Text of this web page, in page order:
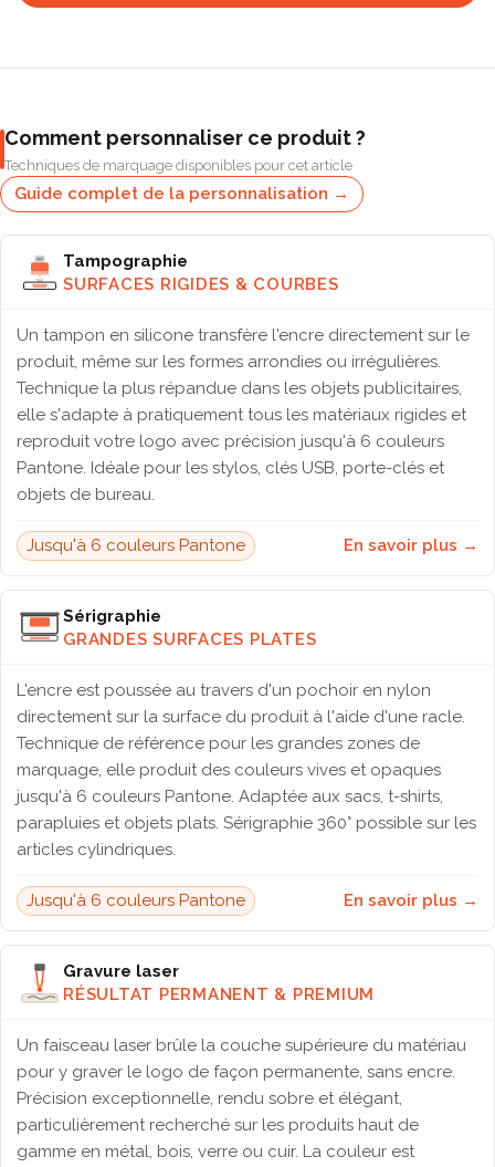
Comment personnaliser ce produit ?
Techniques de marquage disponibles pour cet article
Guide complet de la personnalisation →
Tampographie
SURFACES RIGIDES & COURBES
Un tampon en silicone transfère l'encre directement sur le
produit, même sur les formes arrondies ou irrégulières.
Technique la plus répandue dans les objets publicitaires,
elle s'adapte à pratiquement tous les matériaux rigides et
reproduit votre logo avec précision jusqu'à 6 couleurs
Pantone. Idéale pour les stylos, clés USB, porte-clés et
objets de bureau.
Jusqu'à 6 couleurs Pantone En savoir plus →
Sérigraphie
GRANDES SURFACES PLATES
L'encre est poussée au travers d'un pochoir en nylon
directement sur la surface du produit à l'aide d'une racle.
Technique de référence pour les grandes zones de
marquage, elle produit des couleurs vives et opaques
jusqu'à 6 couleurs Pantone. Adaptée aux sacs, t-shirts,
parapluies et objets plats. Sérigraphie 360° possible sur les
articles cylindriques.
Jusqu'à 6 couleurs Pantone En savoir plus →
Gravure laser
RÉSULTAT PERMANENT & PREMIUM
Un faisceau laser brûle la couche supérieure du matériau
pour y graver le logo de façon permanente, sans encre.
Précision exceptionnelle, rendu sobre et élégant,
particulièrement recherché sur les produits haut de
gamme en métal, bois, verre ou cuir. La couleur est